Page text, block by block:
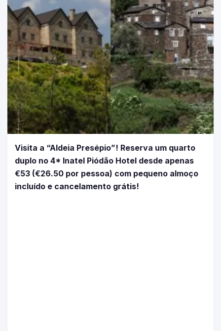
Visita a “Aldeia Presépio”! Reserva um quarto
duplo no 4* Inatel Piódão Hotel desde apenas
€53 (€26.50 por pessoa) com pequeno almoço
incluído e cancelamento grátis!